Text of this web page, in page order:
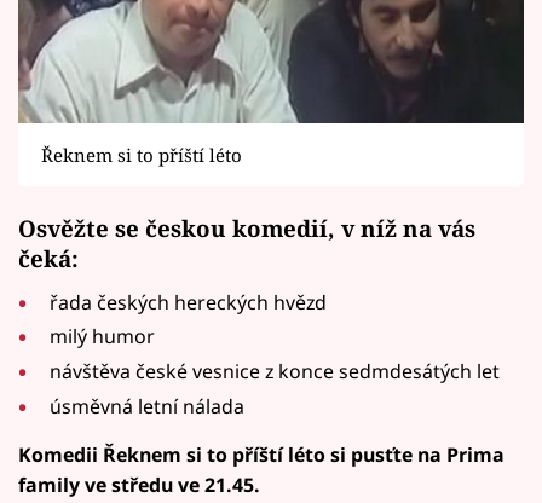
Řeknem si to příští léto
Osvěžte se českou komedií, v níž na vás
čeká:
řada českých hereckých hvězd
milý humor
návštěva české vesnice z konce sedmdesátých let
úsměvná letní nálada
Komedii Řeknem si to příští léto si pusťte na Prima
family ve středu ve 21.45.